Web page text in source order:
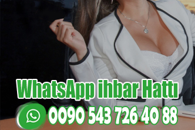
16 Mayıs’ta Başlayacak
Kursu 16
2022 17:22